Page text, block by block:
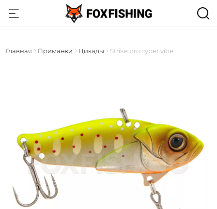
Главная Приманки Цикады Strike pro cyber vibe